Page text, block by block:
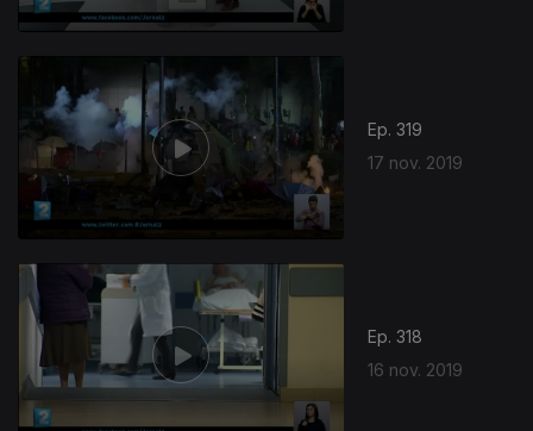
Ep. 319
17 nov. 2019
Ep. 318
16 nov. 2019